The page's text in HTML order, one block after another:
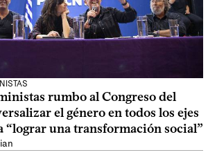
rumbo al Congreso del
el género en todos los ejes
“lograr una transformación social”